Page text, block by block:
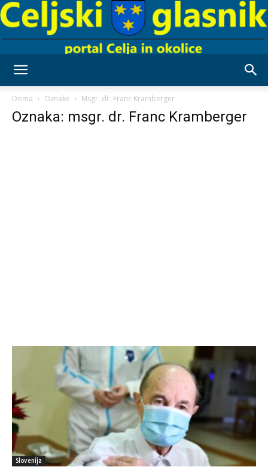
Doma Oznake Msgr. dr. Franc Kramberger
Oznaka: msgr. dr. Franc Kramberger
Slovenija